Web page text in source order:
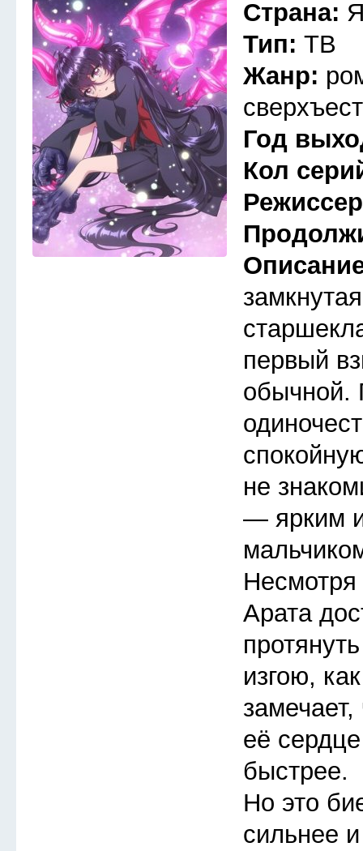
Страна:
Тип: ТВ
Жанр:
Год
Кол
первый
обычной.
не
— ярким
Несмотря
Арата
изгою,
замечает,
её
быстрее.
Но это
сильнее